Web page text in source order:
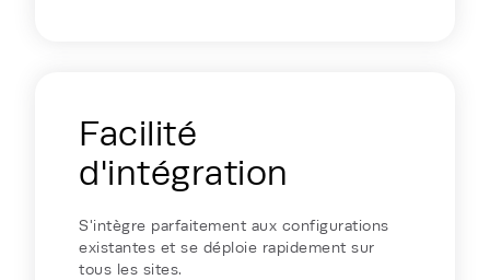
Facilité
d'intégration
S'intègre parfaitement aux configurations
existantes et se déploie rapidement sur
tous les sites.